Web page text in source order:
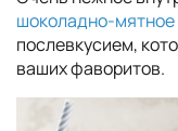
шоколадно-мятное
послевкусием,
ваших фаворитов.